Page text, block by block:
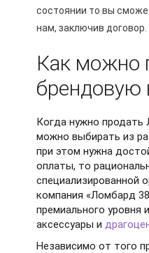
состоянии то вы
нам, заключив договор.
Как можно
брендовую
Когда нужно продать
можно выбирать из
при этом нужна
оплаты, то
специализированной
компания «Ломбард
премиального уровня
аксессуары и
Независимо от того